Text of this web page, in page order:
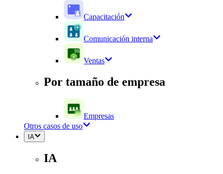
Capacitación
Comunicación interna
Ventas
Por tamaño de empresa
Empresas
Otros casos de uso
IA
IA